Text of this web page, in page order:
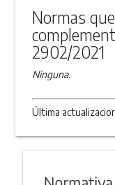
Normas
2902/2021
Ninguna.
Última